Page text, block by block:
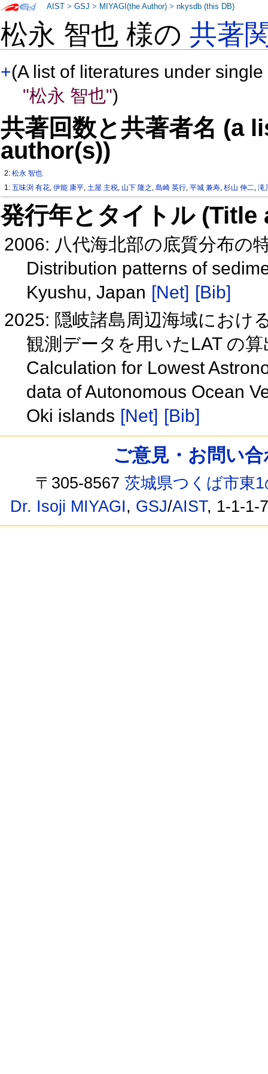
松永 智也 様の共著
+(A list of literatures under
"松永 智也")
共著回数と共著者名 (a
author(s))
2:松永 智也
1:五味渕 有花,伊能 康平,土屋 主税, 山下 隆之 ,島崎 英行,平城 兼寿,杉山 伸二,滝
発行年とタイトル
2006: 八代海北部の底質分布の
Distribution patterns of
Kyushu, Japan [Net] [Bib]
2025: 隠岐諸島周辺海域におけ
観測データを用いたLAT の
Calculation for Lowest
data of Autonomous Ocean
Oki islands [Net] [Bib]
AIST >GSJ > MIYAGI(the Author) >nkysdb (this DB)
ご意見・お問い
〒305-8567茨城県つくば市東
Dr. Isoji MIYAGI, GSJ/AIST, 1-1-1-